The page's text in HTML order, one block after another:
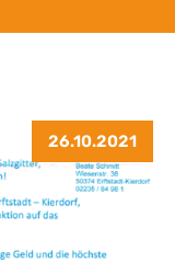
26.10.2021